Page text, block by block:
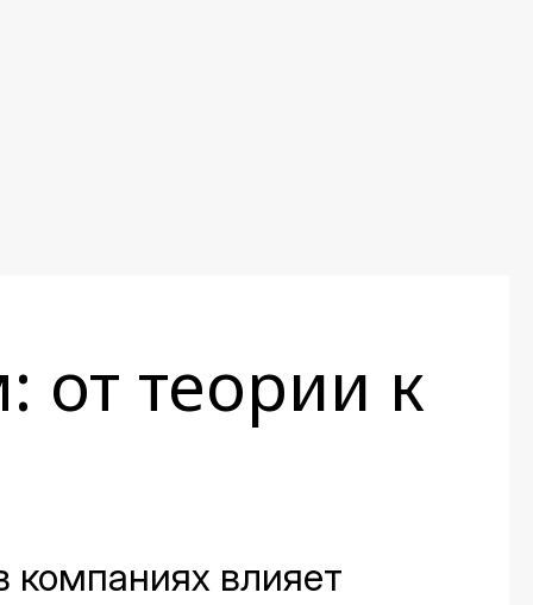
от теории к
компаниях влияет